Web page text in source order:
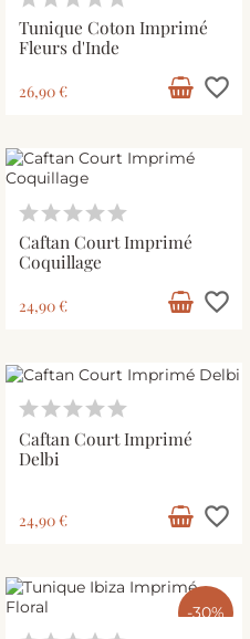
Tunique Coton Imprimé
Fleurs d'Inde
26,90 € favorite_border
Caftan Court Imprimé
Coquillage
24,90 € favorite_border
Caftan Court Imprimé
Delbi
24,90 € favorite_border
-30%